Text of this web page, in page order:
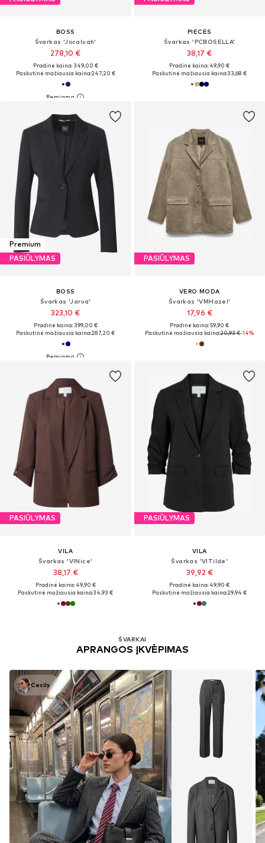
BOSS
Švarkas 'Jocaluah'
278,10 €
Pradinė kaina: 349,00 €
Paskutinė mažiausia kaina:247,20 €
PIECES
Švarkas 'PCBOSELLA'
38,17 €
Pradinė kaina: 49,90 €
Paskutinė mažiausia kaina:33,68 €
Premium
PASIŪLYMAS
BOSS
Švarkas 'Jarua'
323,10 €
Pradinė kaina: 399,00 €
Paskutinė mažiausia kaina:287,20 €
PASIŪLYMAS
VERO MODA
Švarkas 'VMHazel'
17,96 €
Pradinė kaina: 59,90 €
Paskutinė mažiausia kaina:20,93 €-14%
PASIŪLYMAS
VILA
Švarkas 'VINice'
38,17 €
Pradinė kaina: 49,90 €
Paskutinė mažiausia kaina:34,93 €
ŠVARKAI
APRANGOS ĮKVĖPIMAS
Cecily
PASIŪLYMAS
VILA
Švarkas 'VITilde'
39,92 €
Pradinė kaina: 49,90 €
Paskutinė mažiausia kaina:29,94 €